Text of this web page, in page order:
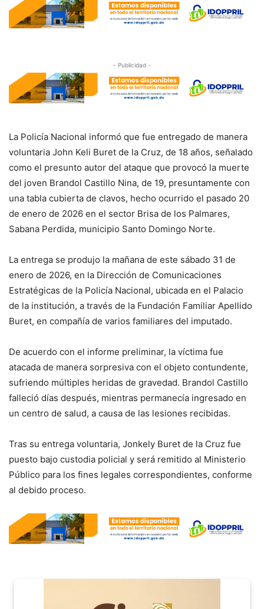
- Publicidad -
La Policía Nacional informó que fue entregado de manera
voluntaria John Keli Buret de la Cruz, de 18 años, señalado
como el presunto autor del ataque que provocó la muerte
del joven Brandol Castillo Nina, de 19, presuntamente con
una tabla cubierta de clavos, hecho ocurrido el pasado 20
de enero de 2026 en el sector Brisa de los Palmares,
Sabana Perdida, municipio Santo Domingo Norte.
La entrega se produjo la mañana de este sábado 31 de
enero de 2026, en la Dirección de Comunicaciones
Estratégicas de la Policía Nacional, ubicada en el Palacio
de la institución, a través de la Fundación Familiar Apellido
Buret, en compañía de varios familiares del imputado.
De acuerdo con el informe preliminar, la víctima fue
atacada de manera sorpresiva con el objeto contundente,
sufriendo múltiples heridas de gravedad. Brandol Castillo
falleció días después, mientras permanecía ingresado en
un centro de salud, a causa de las lesiones recibidas.
Tras su entrega voluntaria, Jonkely Buret de la Cruz fue
puesto bajo custodia policial y será remitido al Ministerio
Público para los fines legales correspondientes, conforme
al debido proceso.